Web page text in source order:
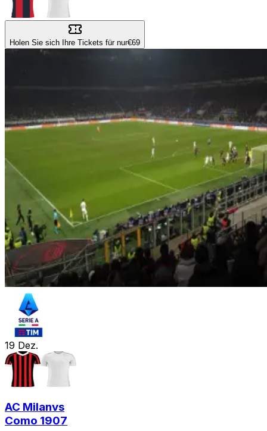
Holen Sie sich Ihre Tickets für nur€69
19 Dez.
AC Milanvs
Como 1907